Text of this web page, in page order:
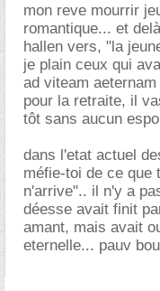
mon reve mourrir
romantique... et
hallen vers, "la
je plain ceux qui
ad viteam
pour la retraite, il
tôt sans aucun
dans l'etat actuel
méfie-toi de ce que
n'arrive".. il n'y a
déesse avait finit
amant, mais avait
eternelle... pauv